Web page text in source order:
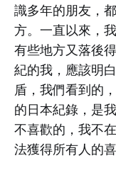
識多年的朋友，
方。一直以來，
有些地方又落後
紀的我，應該明
盾，我們看到的
的日本紀錄，是
不喜歡的，我不
法獲得所有人的喜